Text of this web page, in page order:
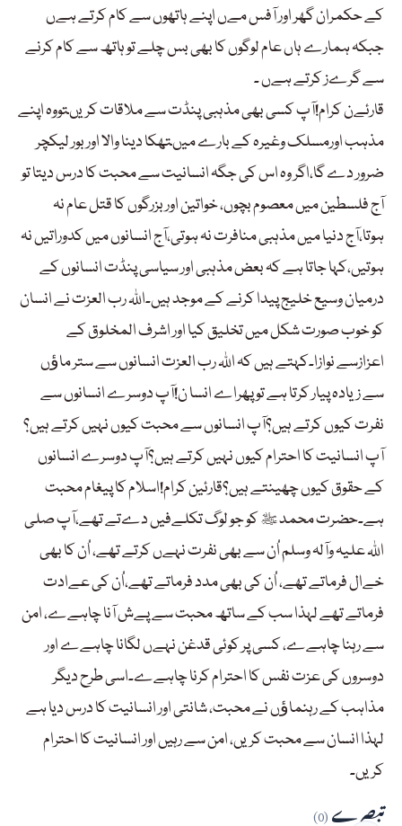
کے حکمران گھر اور آفس مےں اپنے ہاتھوں سے کام کرتے ہےں
جبکہ ہمارے ہاں عام لوگوں کا بھی بس چلے تو ہاتھ سے کام کرنے
سے گرےز کرتے ہےں ۔
قارئےن کرام!آپ کسی بھی مذہبی پنڈت سے ملاقات کریںتووہ اپنے
مذہب اورمسلک وغیرہ کے بارے میںتھکا دینا والا اور بور لیکچر
ضرور دے گا،اگر وہ اس کی جگہ انسانیت سے محبت کا درس دیتا تو
آج فلسطین میں معصوم بچوں، خواتین اور بزرگوں کا قتل عام نہ
ہوتا،آج دنیا میں مذہبی منافرت نہ ہوتی،آج انسانوں میں کدوراتیں نہ
ہوتیں،کہا جاتا ہے کہ بعض مذہبی اور سیاسی پنڈت انسانوں کے
درمیان وسیع خلیج پیدا کرنے کے موجد ہیں۔اللہ رب العزت نے انسان
کو خوب صورت شکل میں تخلیق کیا اور اشرف المخلوق کے
اعزازسے نوازا۔کہتے ہیں کہ اللہ رب العزت انسانوں سے ستر ماﺅں
سے زیادہ پیار کرتا ہے تو پھراے انسا ن!آپ دوسرے انسانوں سے
نفرت کیوں کرتے ہیں؟آپ انسانوں سے محبت کیوں نہیں کرتے ہیں؟
آپ انسانیت کا احترام کیوں نہیں کرتے ہیں؟آپ دوسرے انسانوں
کے حقوق کیوں چھینتے ہیں؟قارئین کرام!اسلام کا پیغام محبت
ہے۔حضرت محمد ﷺ کو جو لوگ تکلےفیں دےتے تھے،آپ صلی
اللہ علیہ وآلہ وسلم اُن سے بھی نفرت نہےں کرتے تھے، اُن کا بھی
خےال فرماتے تھے، اُن کی بھی مدد فرماتے تھے،اُن کی عےادت
فرماتے تھے لہذا سب کے ساتھ محبت سے پےش آنا چاہےے، امن
سے رہنا چاہےے، کسی پر کوئی قدغن نہےں لگانا چاہےے اور
دوسروں کی عزت نفس کا احترام کرنا چاہےے۔اسی طرح دیگر
مذاہب کے رہنماﺅں نے محبت، شانتی اور انسانیت کا درس دیا ہے
لہذا انسان سے محبت کریں، امن سے رہیں اور انسانیت کا احترام
کریں۔
تبصرے(0)